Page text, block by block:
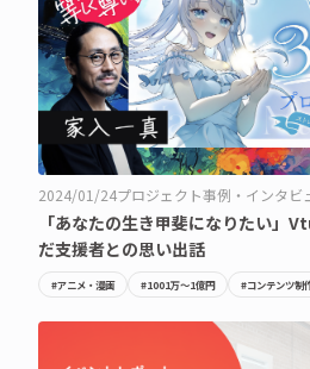
2024/01/24プロジェクト事例・インタビ
「あなたの生き甲斐になりたい」
だ支援者との思い出話
#アニメ・漫画 #1001万〜1億円 #コンテンツ制